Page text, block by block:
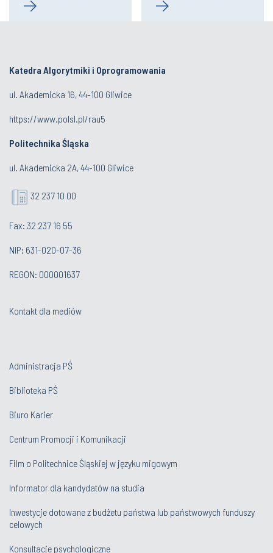
Katedra Algorytmiki i Oprogramowania
ul. Akademicka 16, 44-100 Gliwice
https://www.polsl.pl/rau5
Politechnika Śląska
ul. Akademicka 2A, 44-100 Gliwice
32 237 10 00
Fax: 32 237 16 55
NIP: 631-020-07-36
REGON: 000001637
Kontakt dla mediów
Administracja PŚ
Biblioteka PŚ
Biuro Karier
Centrum Promocji i Komunikacji
Film o Politechnice Śląskiej w języku migowym
Informator dla kandydatów na studia
Inwestycje dotowane z budżetu państwa lub państwowych funduszy
celowych
Konsultacje psychologiczne